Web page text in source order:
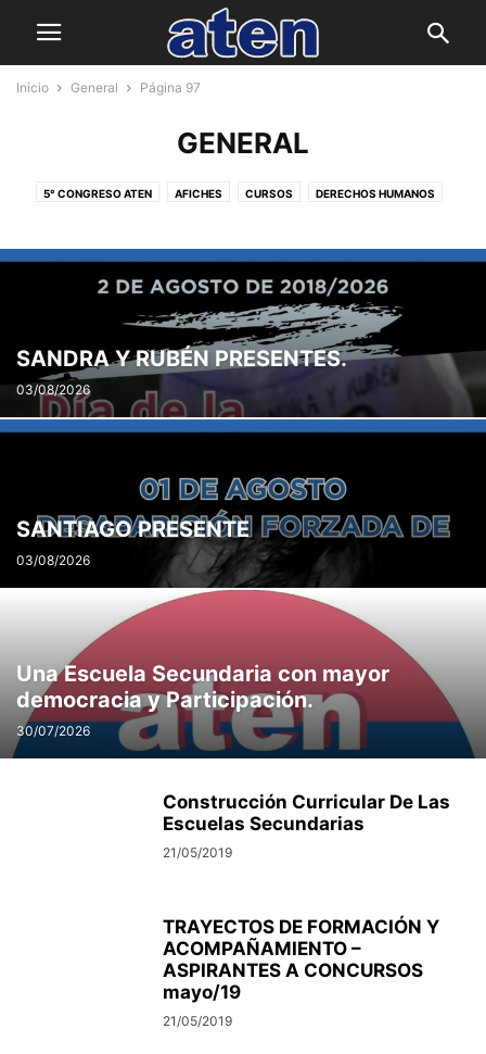
Inicio General Página 97
GENERAL
5° CONGRESO ATEN AFICHES CURSOS DERECHOS HUMANOS
ED. FORMAL NO OBLIGATORIA ESC. DE GESTIÓN SOCIAL I.S.S.N.
INCLUSIÓN Y EDUCACIÓN ESPECIAL MODALIDAD ADULTOS
NIVEL PRIMARIO VOCALÍA GREMIAL
SANDRA Y RUBÉN PRESENTES.
03/08/2026
SANTIAGO PRESENTE
03/08/2026
Una Escuela Secundaria con mayor
democracia y Participación.
30/07/2026
Construcción Curricular De Las
Escuelas Secundarias
21/05/2019
TRAYECTOS DE FORMACIÓN Y
ACOMPAÑAMIENTO –
ASPIRANTES A CONCURSOS
mayo/19
21/05/2019